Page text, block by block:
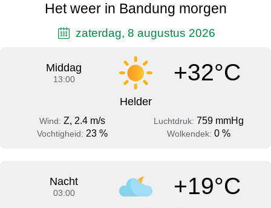
Het weer in Bandung morgen
zaterdag, 8 augustus 2026
Middag
13:00 +32°C
Helder
Wind: Z, 2.4 m/s Luchtdruk: 759 mmHg
Vochtigheid: 23 % Wolkendek: 0 %
Nacht
03:00 +19°C